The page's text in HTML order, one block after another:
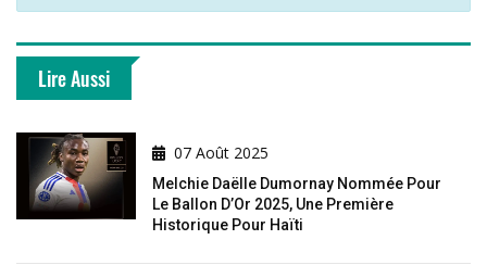
Lire Aussi
07 Août 2025
Melchie Daëlle Dumornay Nommée Pour
Le Ballon D’Or 2025, Une Première
Historique Pour Haïti